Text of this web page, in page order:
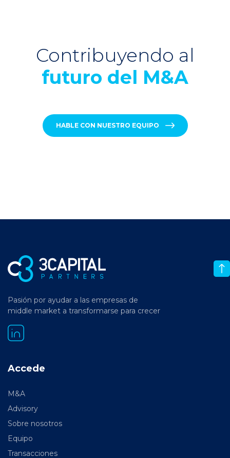
Contribuyendo al
futuro del M&A
HABLE CON NUESTRO EQUIPO
Pasión por ayudar a las empresas de
middle market a transformarse para crecer
Accede
M&A
Advisory
Sobre nosotros
Equipo
Transacciones